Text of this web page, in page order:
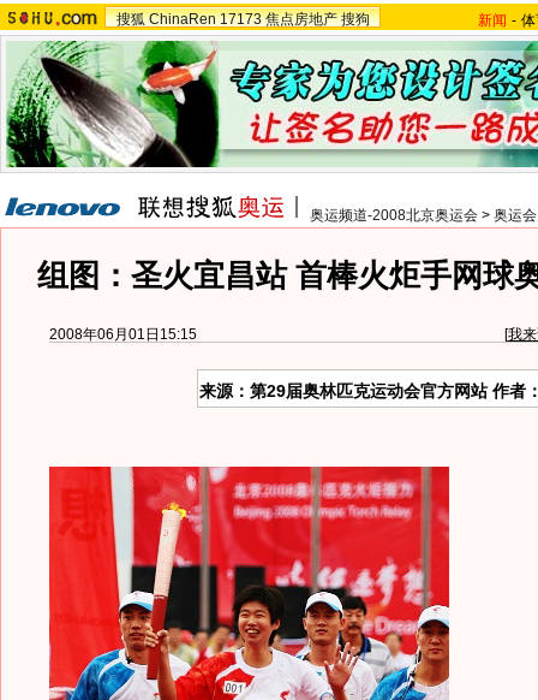
搜狐 ChinaRen 17173 焦点房地产 搜狗 新闻 -
奥运频道-2008北京奥运会 > 奥运
组图：圣火宜昌站 首棒火炬手网球
2008年06月01日15:15 [我
来源：第29届奥林匹克运动会官方网站 作者